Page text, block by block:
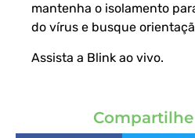
mantenha o isolamento
do vírus e busque
Assista a Blink ao vivo.